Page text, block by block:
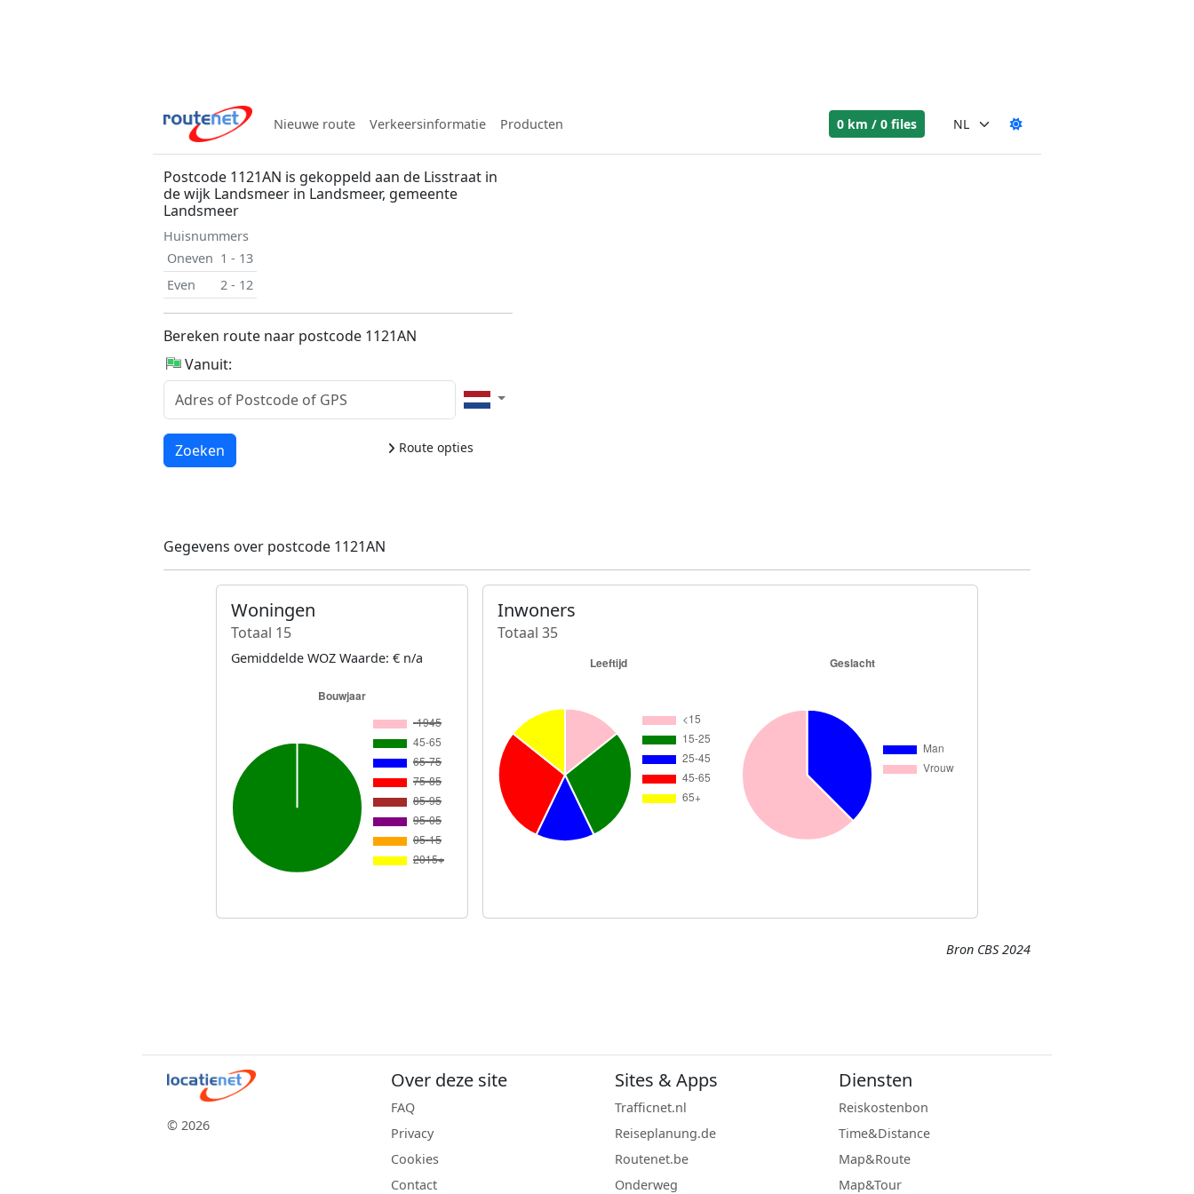
Nieuwe route Verkeersinformatie Producten 0 km / 0 files
Postcode 1121AN is gekoppeld aan de Lisstraat in
de wijk Landsmeer in Landsmeer, gemeente
Landsmeer
Huisnummers
Oneven 1 - 13
Even
2 - 12
Bereken route naar postcode 1121AN
Vanuit:
Route opties
Laden...
Zoeken
Gegevens over postcode 1121AN
Woningen
Totaal 15
Gemiddelde WOZ Waarde: € n/a
Inwoners
Totaal 35
Bron CBS 2024
© 2026
Over deze site
FAQ
Privacy
Cookies
Contact
Sites & Apps
Trafficnet.nl
Reiseplanung.de
Routenet.be
Onderweg
Diensten
Reiskostenbon
Time&Distance
Map&Route
Map&Tour